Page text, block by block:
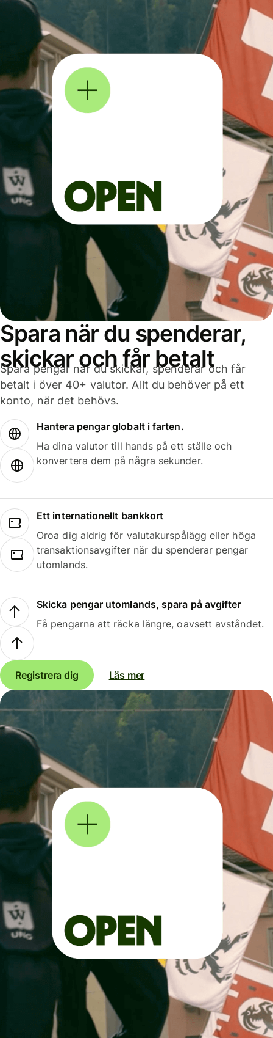
Spara när du spenderar,
skickar och får betalt
Spara pengar när du skickar, spenderar och får
betalt i över 40+ valutor. Allt du behöver på ett
konto, när det behövs.
Hantera pengar globalt i farten.
Ha dina valutor till hands på ett ställe och
konvertera dem på några sekunder.
Ett internationellt bankkort
Oroa dig aldrig för valutakurspålägg eller höga
transaktionsavgifter när du spenderar pengar
utomlands.
Skicka pengar utomlands, spara på avgifter
Få pengarna att räcka längre, oavsett avståndet.
Registrera dig Läs mer